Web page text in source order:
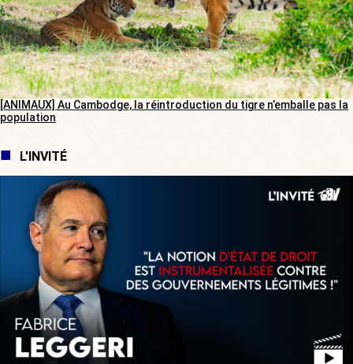
[ANIMAUX] Au Cambodge, la réintroduction du tigre n’emballe pas la
population
L'INVITÉ